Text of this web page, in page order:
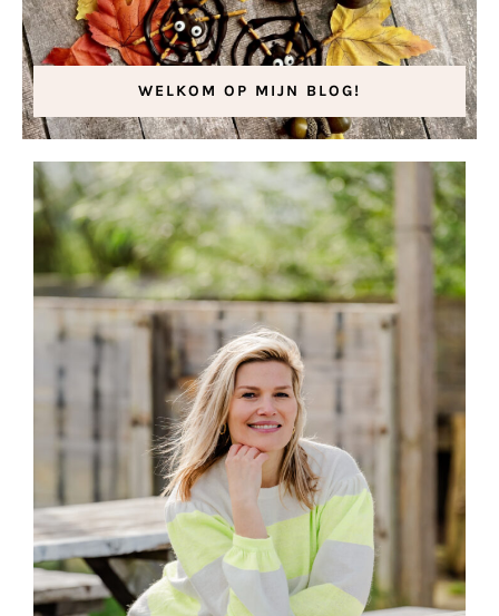
Halloween snacks
7 oktober 2023
WELKOM OP MIJN BLOG!